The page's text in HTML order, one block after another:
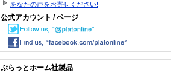
あなたの声をお寄せください!
公式アカウント / ページ
ぷらっとホーム社製品